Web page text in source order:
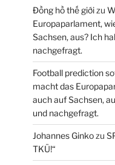
Đồng hồ thế giớizu
Europaparlament,
Sachsen, aus? Ich
nachgefragt.
Football prediction
macht das
auch auf Sachsen,
und nachgefragt.
Johannes Ginkozu
TKÜ!“